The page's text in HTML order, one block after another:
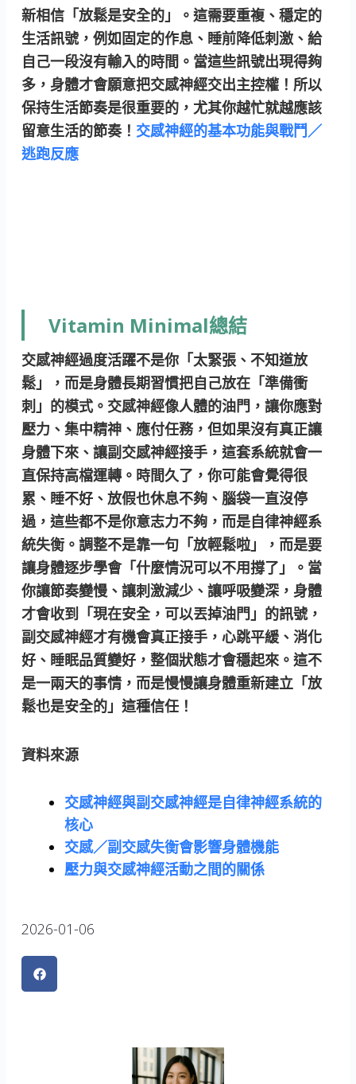
新相信「放鬆是安全的」。這需要重複、穩定的
生活訊號，例如固定的作息、睡前降低刺激、給
自己一段沒有輸入的時間。當這些訊號出現得夠
多，身體才會願意把交感神經交出主控權！所以
保持生活節奏是很重要的，尤其你越忙就越應該
留意生活的節奏！ 交感神經的基本功能與戰鬥／
逃跑反應
Vitamin Minimal總結
交感神經過度活躍不是你「太緊張、不知道放
鬆」，而是身體長期習慣把自己放在「準備衝
刺」的模式。交感神經像人體的油門，讓你應對
壓力、集中精神、應付任務，但如果沒有真正讓
身體下來、讓副交感神經接手，這套系統就會一
直保持高檔運轉。時間久了，你可能會覺得很
累、睡不好、放假也休息不夠、腦袋一直沒停
過，這些都不是你意志力不夠，而是自律神經系
統失衡。調整不是靠一句「放輕鬆啦」，而是要
讓身體逐步學會「什麼情況可以不用撐了」。當
你讓節奏變慢、讓刺激減少、讓呼吸變深，身體
才會收到「現在安全，可以丟掉油門」的訊號，
副交感神經才有機會真正接手，心跳平緩、消化
好、睡眠品質變好，整個狀態才會穩起來。這不
是一兩天的事情，而是慢慢讓身體重新建立「放
鬆也是安全的」這種信任！
資料來源
交感神經與副交感神經是自律神經系統的
核心
交感／副交感失衡會影響身體機能
壓力與交感神經活動之間的關係
2026-01-06